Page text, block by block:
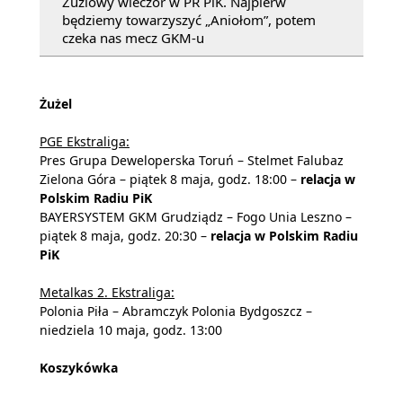
będziemy towarzyszyć „Aniołom”, potem
czeka nas mecz GKM-u
Żużel
PGE Ekstraliga:
Pres Grupa Deweloperska Toruń – Stelmet Falubaz
Zielona Góra – piątek 8 maja, godz. 18:00 – relacja w
Polskim Radiu PiK
BAYERSYSTEM GKM Grudziądz – Fogo Unia Leszno –
piątek 8 maja, godz. 20:30 – relacja w Polskim Radiu
PiK
Metalkas 2. Ekstraliga:
Polonia Piła – Abramczyk Polonia Bydgoszcz –
niedziela 10 maja, godz. 13:00
Koszykówka